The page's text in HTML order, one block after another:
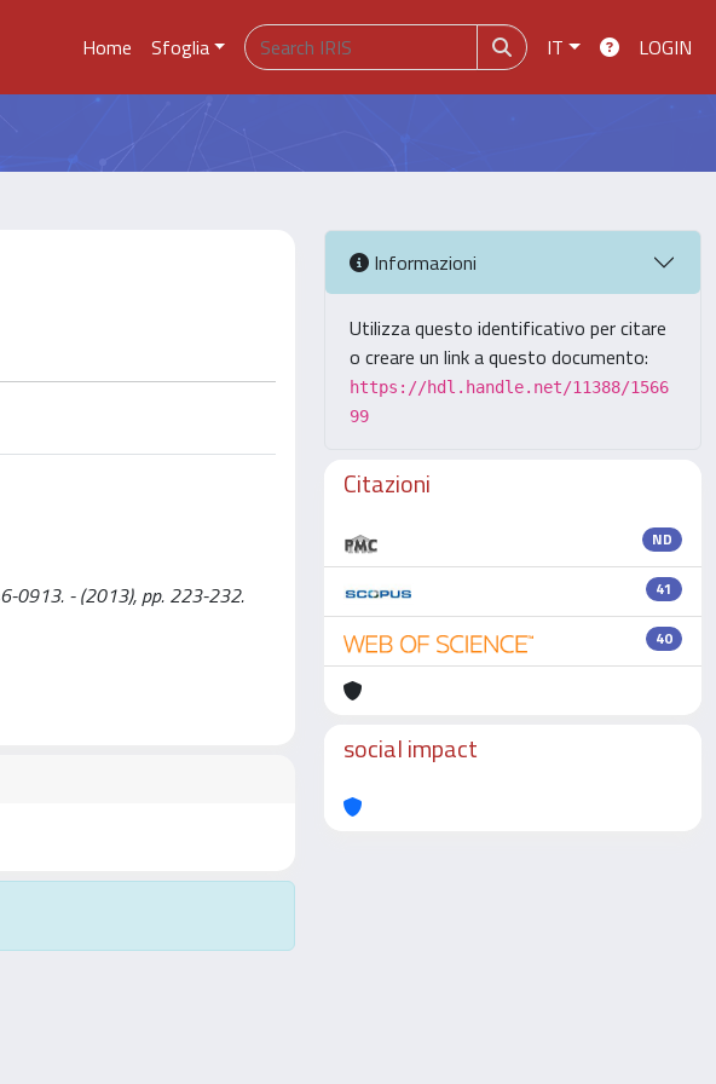
Home Sfoglia IT LOGIN
0913. - (2013), pp. 223-232.
Informazioni
Utilizza questo identificativo per citare
o creare un link a questo documento:
https://hdl.handle.net/11388/1566
99
Citazioni
ND
41
40
social impact